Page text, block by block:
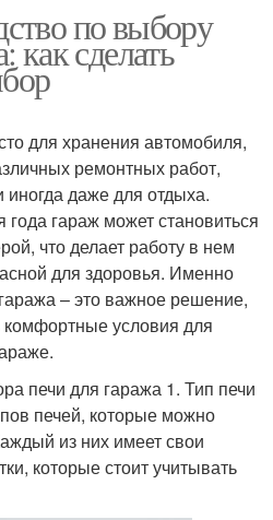
по выбору
как сделать
для хранения автомобиля,
ремонтных работ,
даже для отдыха.
гараж может становиться
что делает работу в нем
для здоровья. Именно
– это важное решение,
комфортные условия для
печи для гаража 1. Тип печи
печей, которые можно
из них имеет свои
которые стоит учитывать